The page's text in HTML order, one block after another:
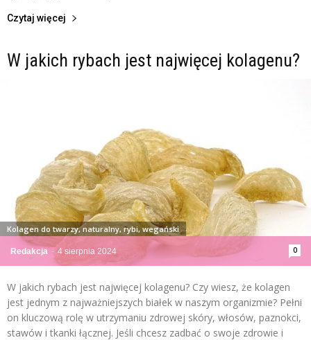
Czytaj więcej
W jakich rybach jest najwięcej kolagenu?
Redakcja - 4 sierpnia 2024 0
Kolagen do twarzy, naturalny, rybi, wegański
W jakich rybach jest najwięcej kolagenu? Czy wiesz, że kolagen
jest jednym z najważniejszych białek w naszym organizmie? Pełni
on kluczową rolę w utrzymaniu zdrowej skóry, włosów, paznokci,
stawów i tkanki łącznej. Jeśli chcesz zadbać o swoje zdrowie i